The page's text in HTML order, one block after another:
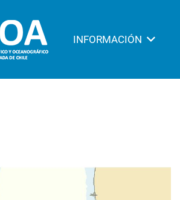
INFORMACIÓN